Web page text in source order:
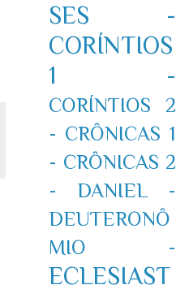
SES -
CORÍNTIOS
1 -
CORÍNTIOS 2
- CRÔNICAS 1
- CRÔNICAS 2
-
DANIEL -
DEUTERONÔ
MIO -
ECLESIAST